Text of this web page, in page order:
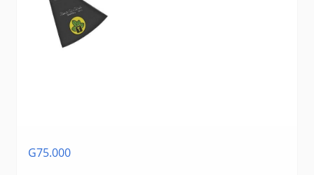
G75.000